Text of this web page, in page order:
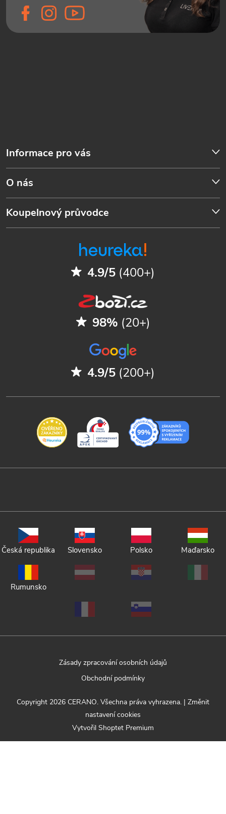
Informace pro vás
O nás
Koupelnový průvodce
4.9/5 (400+)
98% (20+)
4.9/5 (200+)
Česká republika Slovensko Polsko Maďarsko
Rumunsko
Zásady zpracování osobních údajů
Obchodní podmínky
Vytvořil Shoptet Premium
Copyright 2026 CERANO. Všechna práva vyhrazena. | Změnit
nastavení cookies